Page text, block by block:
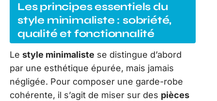
Les principes essentiels du
style minimaliste : sobriété,
qualité et fonctionnalité
Le style minimaliste se distingue d’abord
par une esthétique épurée, mais jamais
négligée. Pour composer une garde-robe
cohérente, il s’agit de miser sur des pièces